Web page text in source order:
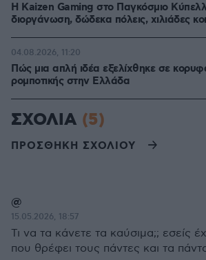
H Kaizen Gaming στο Παγκόσμιο
διοργάνωση, δώδεκα πόλεις, χιλιάδες
Πώς μια απλή ιδέα εξελίχθηκε σε
ρομποτικής στην Ελλάδα
04.08.2026, 11:20
ΣΧΟΛΙΑ (5)
ΠΡΟΣΘΗΚΗ ΣΧΟΛΙΟΥ
@
15.05.2026, 18:57
Τι να τα κάνετε τα καύσιμα;; εσείς
που θρέφει τους πάντες και τα